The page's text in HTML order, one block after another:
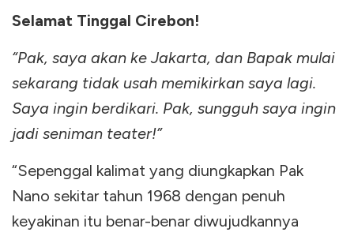
Selamat Tinggal Cirebon!
“Pak, saya akan ke Jakarta, dan Bapak mulai
sekarang tidak usah memikirkan saya lagi.
Saya ingin berdikari. Pak, sungguh saya ingin
jadi seniman teater!”
“Sepenggal kalimat yang diungkapkan Pak
Nano sekitar tahun 1968 dengan penuh
keyakinan itu benar-benar diwujudkannya